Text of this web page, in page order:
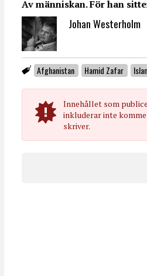
Av människan. För han
Johan Westerholm
Afghanistan Hamid Zafar
Innehållet som
inkluderar inte
skriver.